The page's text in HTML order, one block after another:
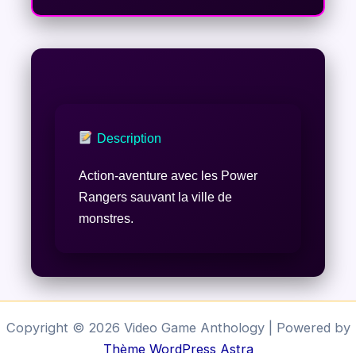
Description
Action-aventure avec les Power
Rangers sauvant la ville de
monstres.
Copyright © 2026 Video Game Anthology | Powered by
Thème WordPress Astra